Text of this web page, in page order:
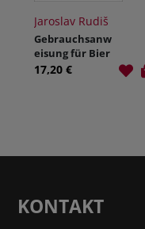
Jaroslav Rudiš
Gebrauchsanw
eisung für Bier
17,20 €
KONTAKT